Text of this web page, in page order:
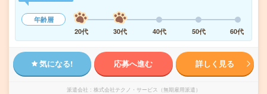
年齢層
20代
30代 40代 50代 60代
気になる! 応募へ進む 詳しく見る
派遣会社 株式会社テクノ・サービス（無期雇用派遣）